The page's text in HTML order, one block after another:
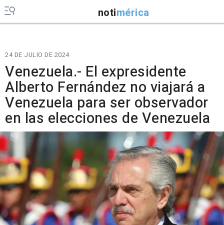
notimérica
24 DE JULIO DE 2024
Venezuela.- El expresidente
Alberto Fernández no viajará a
Venezuela para ser observador
en las elecciones de Venezuela